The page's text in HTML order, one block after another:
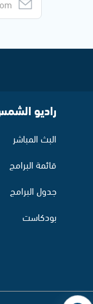
راديو
البث المباشر
قائمة البرامج
جدول البرامج
بودكاست